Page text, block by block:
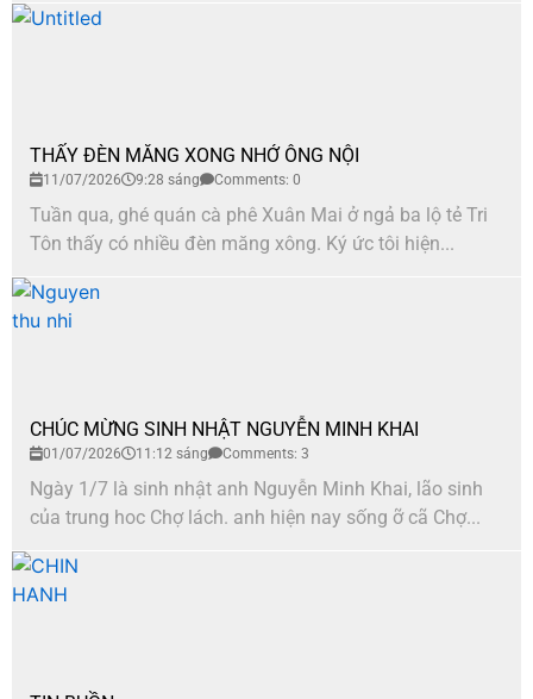
THẤY ĐÈN MĂNG XONG NHỚ ÔNG NỘI
11/07/2026 9:28 sáng Comments: 0
Tuần qua, ghé quán cà phê Xuân Mai ở ngả ba lộ tẻ Tri
Tôn thấy có nhiều đèn măng xông. Ký ức tôi hiện...
CHÚC MỪNG SINH NHẬT NGUYỄN MINH KHAI
01/07/2026 11:12 sáng Comments: 3
Ngày 1/7 là sinh nhật anh Nguyễn Minh Khai, lão sinh
của trung hoc Chợ lách. anh hiện nay sống ỡ cã Chợ...